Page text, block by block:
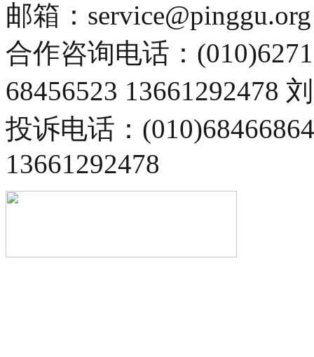
邮箱：service@pinggu.org
合作咨询电话：
68456523 13661292478
投诉电话：
13661292478